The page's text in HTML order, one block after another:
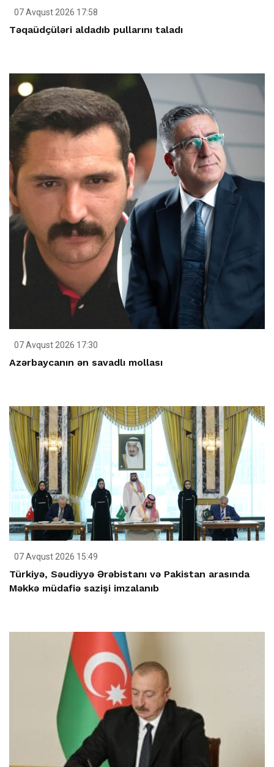
07 Avqust 2026 17:58
Təqaüdçüləri aldadıb pullarını taladı
07 Avqust 2026 17:30
Azərbaycanın ən savadlı mollası
07 Avqust 2026 15:49
Türkiyə, Səudiyyə Ərəbistanı və Pakistan arasında
Məkkə müdafiə sazişi imzalanıb